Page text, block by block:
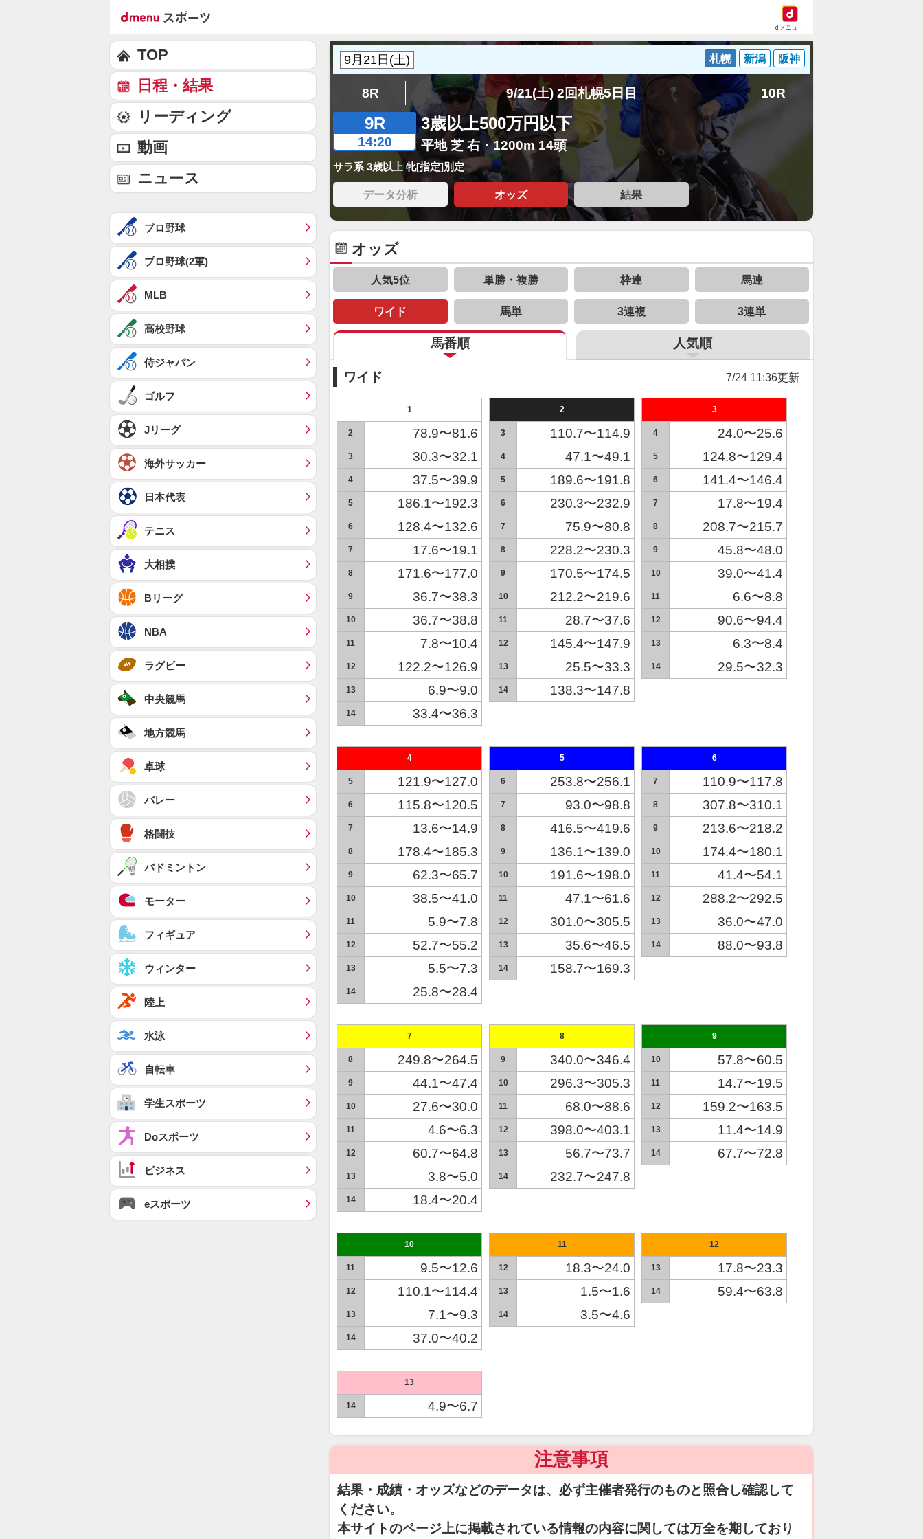
dメニュー
札幌 新潟 阪神
8R 9/21(土) 2回札幌5日目 10R
9R
14:20
3歳以上500万円以下
平地 芝 右・1200m 14頭
サラ系 3歳以上 牝[指定]別定
データ分析 オッズ 結果
オッズ
人気5位 単勝・複勝 枠連 馬連
ワイド 馬単 3連複 3連単
馬番順 人気順
ワイド 7/24 11:36更新
1
2 78.9〜81.6
3 30.3〜32.1
4 37.5〜39.9
5 186.1〜192.3
6 128.4〜132.6
7 17.6〜19.1
8 171.6〜177.0
9 36.7〜38.3
10 36.7〜38.8
11 7.8〜10.4
12 122.2〜126.9
13 6.9〜9.0
14 33.4〜36.3
2
3 110.7〜114.9
4 47.1〜49.1
5 189.6〜191.8
6 230.3〜232.9
7 75.9〜80.8
8 228.2〜230.3
9 170.5〜174.5
10 212.2〜219.6
11 28.7〜37.6
12 145.4〜147.9
13 25.5〜33.3
14 138.3〜147.8
3
4 24.0〜25.6
5 124.8〜129.4
6 141.4〜146.4
7 17.8〜19.4
8 208.7〜215.7
9 45.8〜48.0
10 39.0〜41.4
11 6.6〜8.8
12 90.6〜94.4
13 6.3〜8.4
14 29.5〜32.3
4
5 121.9〜127.0
6 115.8〜120.5
7 13.6〜14.9
8 178.4〜185.3
9 62.3〜65.7
10 38.5〜41.0
11 5.9〜7.8
12 52.7〜55.2
13 5.5〜7.3
14 25.8〜28.4
5
6 253.8〜256.1
7 93.0〜98.8
8 416.5〜419.6
9 136.1〜139.0
10 191.6〜198.0
11 47.1〜61.6
12 301.0〜305.5
13 35.6〜46.5
14 158.7〜169.3
6
7 110.9〜117.8
8 307.8〜310.1
9 213.6〜218.2
10 174.4〜180.1
11 41.4〜54.1
12 288.2〜292.5
13 36.0〜47.0
14 88.0〜93.8
7
8 249.8〜264.5
9 44.1〜47.4
10 27.6〜30.0
11 4.6〜6.3
12 60.7〜64.8
13 3.8〜5.0
14 18.4〜20.4
8
9 340.0〜346.4
10 296.3〜305.3
11 68.0〜88.6
12 398.0〜403.1
13 56.7〜73.7
14 232.7〜247.8
9
10 57.8〜60.5
11 14.7〜19.5
12 159.2〜163.5
13 11.4〜14.9
14 67.7〜72.8
10
11 9.5〜12.6
12 110.1〜114.4
13 7.1〜9.3
14 37.0〜40.2
11
12 18.3〜24.0
13 1.5〜1.6
14 3.5〜4.6
12
13 17.8〜23.3
14 59.4〜63.8
13
14 4.9〜6.7
注意事項
結果・成績・オッズなどのデータは、必ず主催者発行のものと照合し確認して
ください。
本サイトのページ上に掲載されている情報の内容に関しては万全を期しており
TOP
日程・結果
リーディング
動画
ニュース
プロ野球
プロ野球(2軍)
MLB
高校野球
侍ジャパン
ゴルフ
Jリーグ
海外サッカー
日本代表
テニス
大相撲
Bリーグ
NBA
ラグビー
中央競馬
地方競馬
卓球
バレー
格闘技
バドミントン
モーター
フィギュア
ウィンター
陸上
水泳
自転車
学生スポーツ
Doスポーツ
ビジネス
eスポーツ